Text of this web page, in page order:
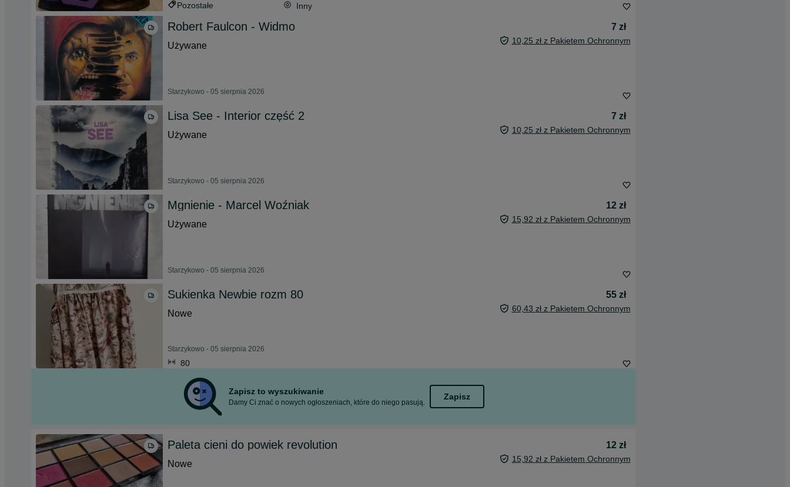
Pozostałe
Inny
Robert Faulcon - Widmo
7 zł
Używane
10,25 zł z Pakietem Ochronnym
Starzykowo - 05 sierpnia 2026
Lisa See - Interior część 2
7 zł
Używane
10,25 zł z Pakietem Ochronnym
Starzykowo - 05 sierpnia 2026
Mgnienie - Marcel Woźniak
12 zł
Używane
15,92 zł z Pakietem Ochronnym
Starzykowo - 05 sierpnia 2026
Sukienka Newbie rozm 80
55 zł
Nowe
60,43 zł z Pakietem Ochronnym
Starzykowo - 05 sierpnia 2026
80
Zapisz to wyszukiwanie
Damy Ci znać o nowych ogłoszeniach, które do niego pasują.
Zapisz
Paleta cieni do powiek revolution
12 zł
Nowe
15,92 zł z Pakietem Ochronnym